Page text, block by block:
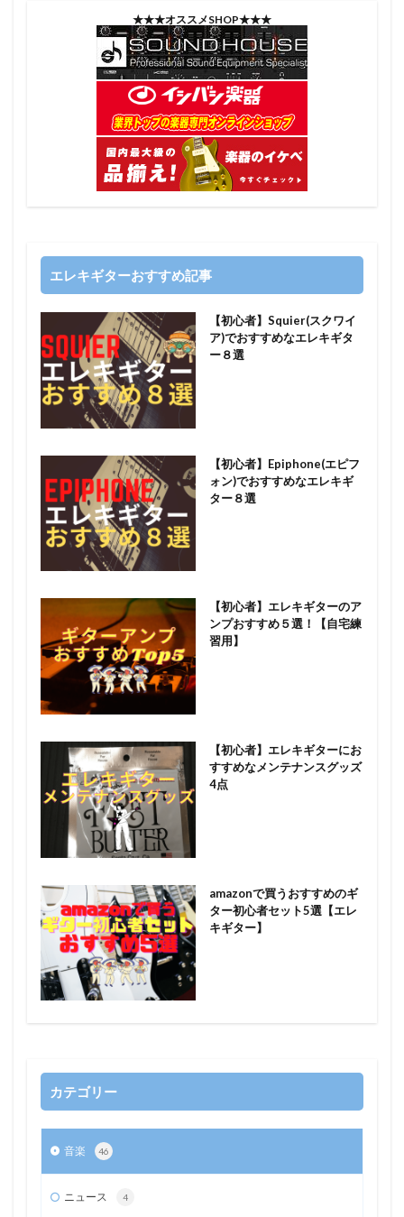
★★★オススメSHOP★★★
エレキギターおすすめ記事
【初心者】Squier(スクワイ
ア)でおすすめなエレキギタ
ー８選
【初心者】Epiphone(エピフ
ォン)でおすすめなエレキギ
ター８選
【初心者】エレキギターのア
ンプおすすめ５選！【自宅練
習用】
【初心者】エレキギターにお
すすめなメンテナンスグッズ
4点
amazonで買うおすすめのギ
ター初心者セット5選【エレ
キギター】
カテゴリー
音楽 46
ニュース 4